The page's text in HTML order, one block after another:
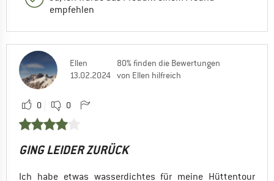
empfehlen
Ellen
13.02.2024
80% finden die Bewertungen
von Ellen hilfreich
0 0
GING LEIDER ZURÜCK
Ich habe etwas wasserdichtes für meine Hüttentour